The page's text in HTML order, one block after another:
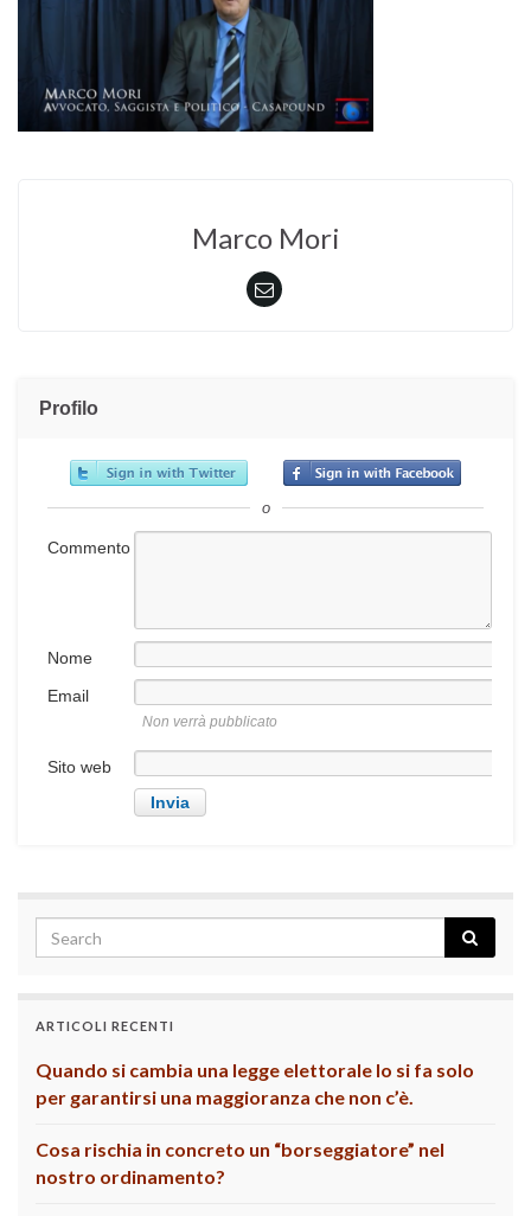
Marco Mori
Profilo
o
Commento
Nome
Email
Non verrà pubblicato
Sito web
ARTICOLI RECENTI
Quando si cambia una legge elettorale lo si fa solo
per garantirsi una maggioranza che non c’è.
Cosa rischia in concreto un “borseggiatore” nel
nostro ordinamento?